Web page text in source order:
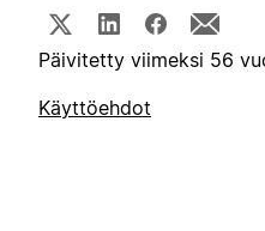
Päivitetty viimeksi 56
Käyttöehdot